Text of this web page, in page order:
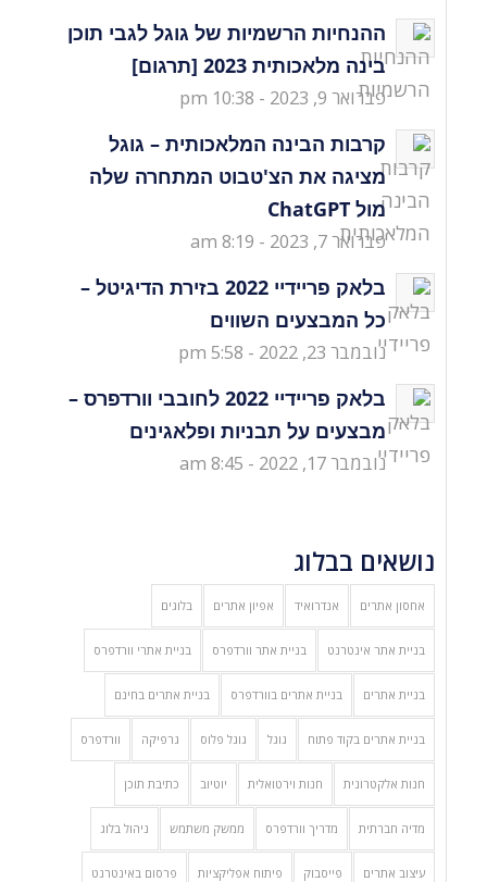
ההנחיות הרשמיות של גוגל לגבי תוכן
בינה מלאכותית 2023 [תרגום]
פברואר 9, 2023 - 10:38 pm
קרבות הבינה המלאכותית – גוגל
מציגה את הצ'טבוט המתחרה שלה
מול ChatGPT
פברואר 7, 2023 - 8:19 am
בלאק פריידיי 2022 בזירת הדיגיטל –
כל המבצעים השווים
נובמבר 23, 2022 - 5:58 pm
בלאק פריידיי 2022 לחובבי וורדפרס –
מבצעים על תבניות ופלאגינים
נובמבר 17, 2022 - 8:45 am
נושאים בבלוג
אחסון אתרים אנדרואיד אפיון אתרים בלוגים
בניית אתר אינטרנט בניית אתר וורדפרס בניית אתרי וורדפרס
בניית אתרים בניית אתרים בוורדפרס בניית אתרים בחינם
בניית אתרים בקוד פתוח גוגל גוגל פלוס גרפיקה וורדפרס
חנות אלקטרונית חנות וירטואלית יוטיוב כתיבת תוכן
מדיה חברתית מדריך וורדפרס ממשק משתמש ניהול בלוג
עיצוב אתרים פייסבוק פיתוח אפליקציות פרסום באינטרנט